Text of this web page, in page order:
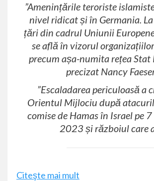
”Amenințările teroriste
nivel ridicat și în Germania.
țări din cadrul Uniunii
se află în vizorul
precum așa-numita rețea Stat
precizat Nancy
”Escaladarea periculoasă a
Orientul Mijlociu după
comise de Hamas în Israel pe
2023 și războiul care
Citeşte mai mult